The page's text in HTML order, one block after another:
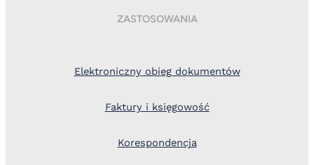
ZASTOSOWANIA
Elektroniczny obieg dokumentów
Faktury i księgowość
Korespondencja